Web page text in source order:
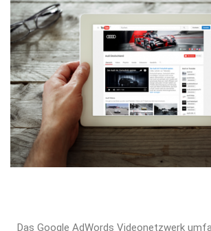
Das Google AdWords Videonetzwerk